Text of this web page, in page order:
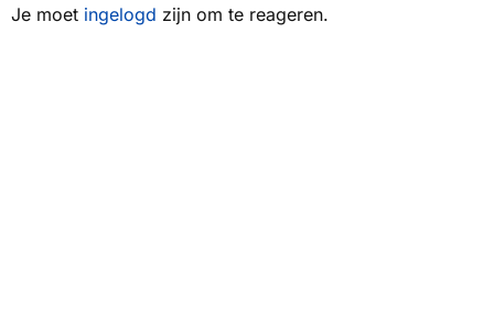
Je moet ingelogd zijn om te reageren.